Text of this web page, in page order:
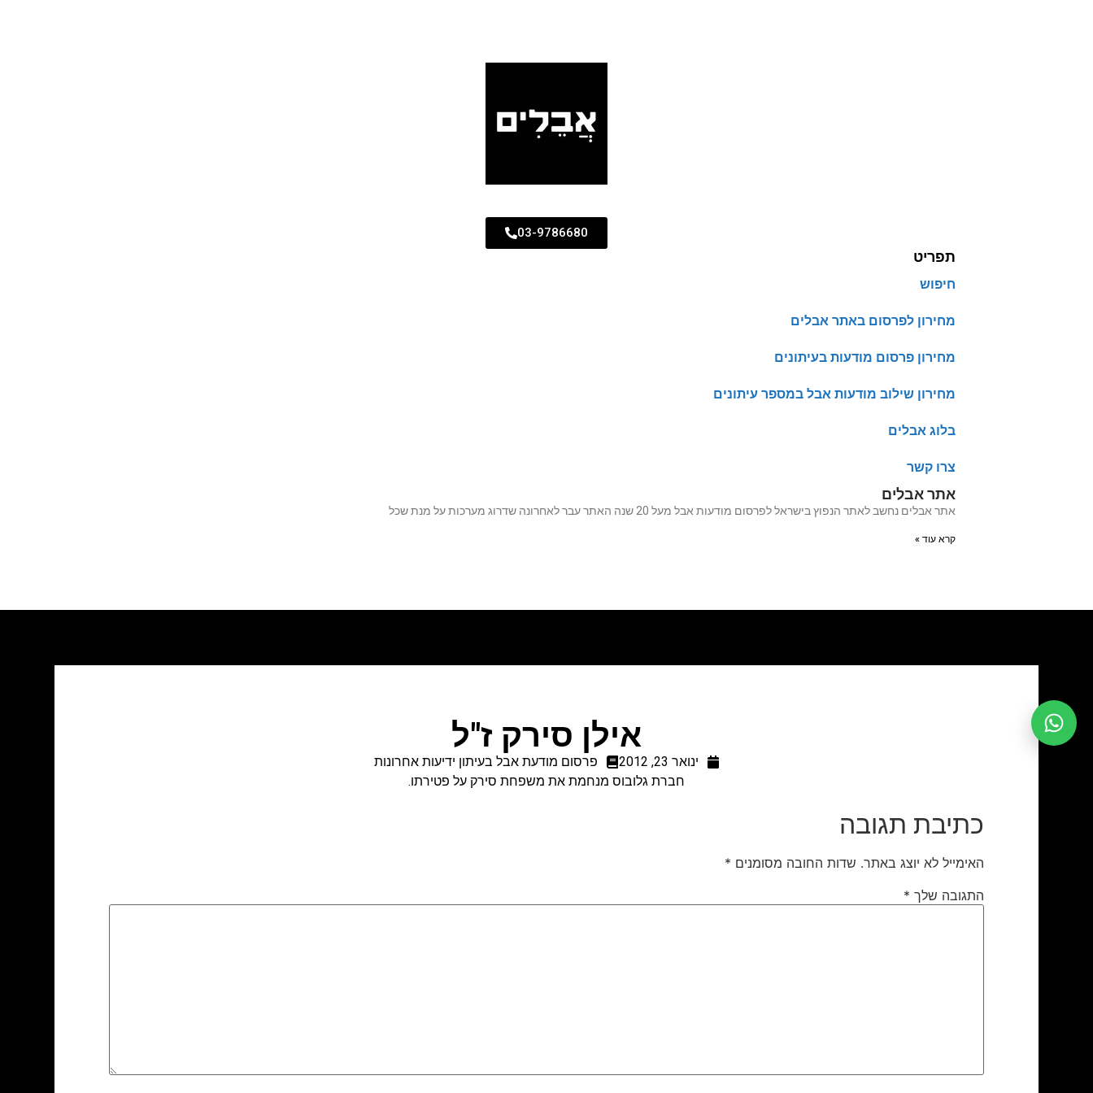
03-9786680
תפריט
חיפוש
מחירון לפרסום באתר אבלים
מחירון פרסום מודעות בעיתונים
מחירון שילוב מודעות אבל במספר עיתונים
בלוג אבלים
צרו קשר
אתר אבלים
אתר אבלים נחשב לאתר הנפוץ בישראל לפרסום מודעות אבל מעל 20 שנה האתר עבר לאחרונה שדרוג מערכות על מנת שכל
קרא עוד »
אילן סירק ז"ל
ינואר 23, 2012
פרסום מודעת אבל בעיתון ידיעות אחרונות
חברת גלובוס מנחמת את משפחת סירק על פטירתו.
כתיבת תגובה
האימייל לא יוצג באתר. שדות החובה מסומנים *
התגובה שלך *